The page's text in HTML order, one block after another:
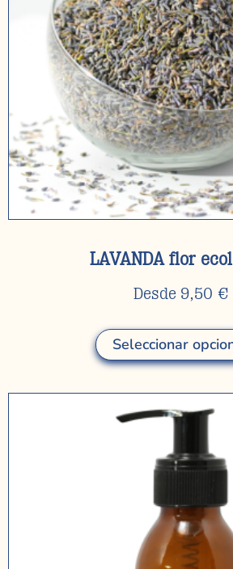
LAVANDA flor
Desde 9,50 €
Seleccionar